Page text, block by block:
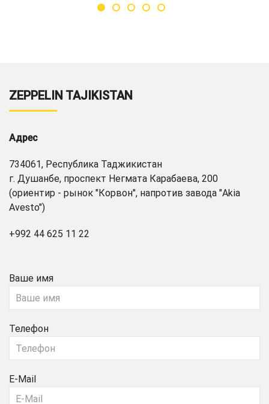
ZEPPELIN TAJIKISTAN
Адрес
734061, Республика Таджикистан
г. Душанбе, проспект Негмата Карабаева, 200
(ориентир - рынок "Корвон", напротив завода "Akia
Avesto")
+992 44 625 11 22
Ваше имя
Телефон
E-Mail